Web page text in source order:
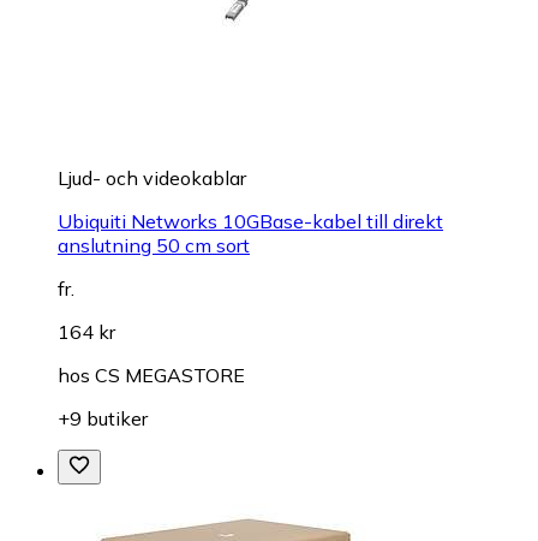
Ljud- och videokablar
Ubiquiti Networks 10GBase-kabel till direkt
anslutning 50 cm sort
fr.
164 kr
hos CS MEGASTORE
+9 butiker